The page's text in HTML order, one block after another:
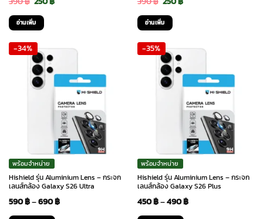
price
was:
390 ฿.
250 ฿.
อ่านเพิ่ม
price
was:
390 ฿.
250 ฿.
อ่านเพิ่ม
-34%
พร้อมจำหน่าย
Hishield รุ่น Aluminium Lens – กระจก
เลนส์กล้อง Galaxy S26 Ultra
590฿–690฿Price
-35%
พร้อมจำหน่าย
Hishield รุ่น Aluminium Lens – กระจก
เลนส์กล้อง Galaxy S26 Plus
450฿–490฿Price